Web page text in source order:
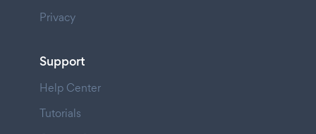
Privacy
Support
Help Center
Tutorials